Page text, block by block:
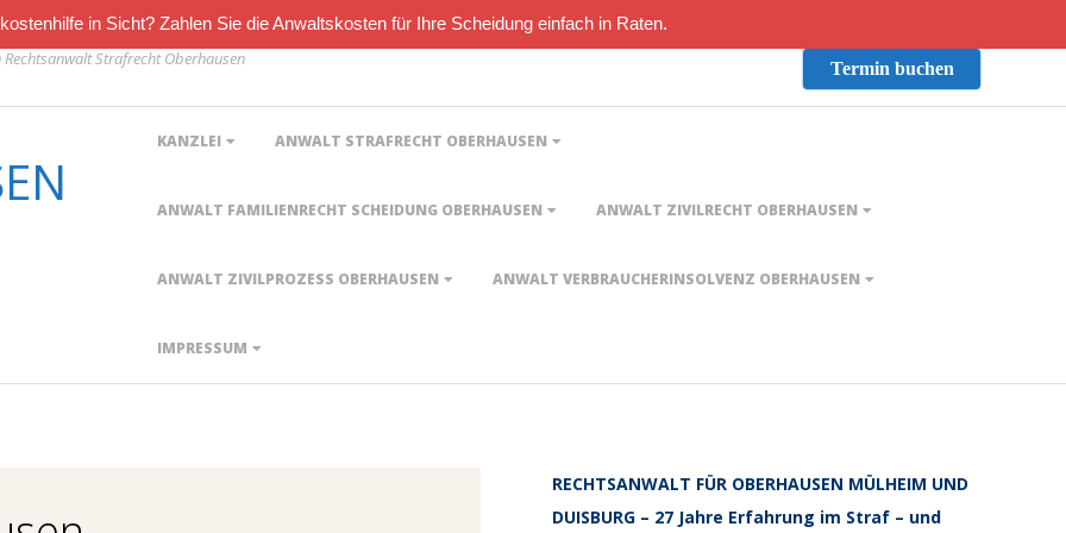
in Sicht? Zahlen Sie die Anwaltskosten für Ihre Scheidung einfach in Raten.
Strafrecht Oberhausen
Termin buchen
KANZLEI ANWALT STRAFRECHT OBERHAUSEN
ANWALT FAMILIENRECHT SCHEIDUNG OBERHAUSEN ANWALT ZIVILRECHT OBERHAUSEN
ANWALT ZIVILPROZESS OBERHAUSEN ANWALT VERBRAUCHERINSOLVENZ OBERHAUSEN
IMPRESSUM
RECHTSANWALT FÜR OBERHAUSEN MÜLHEIM UND
DUISBURG – 27 Jahre Erfahrung im Straf – und